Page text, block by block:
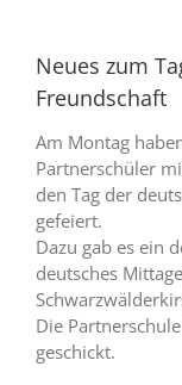
Neues zum
Freundschaft
Am Montag
Partnerschüler
den Tag der
gefeiert.
Dazu gab es ein
deutsches
Die
geschickt.